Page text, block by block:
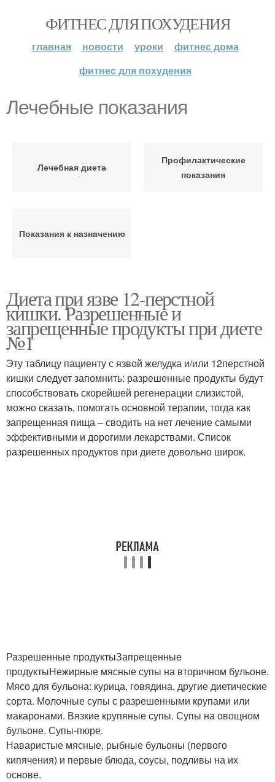
ФИТНЕС ДЛЯ ПОХУДЕНИЯ
главная новости уроки
фитнес дома
фитнес для похудения
Лечебные показания
Лечебная диета
Профилактические
показания
Показания к назначению
Диета при язве 12-перстной
кишки. Разрешенные и
запрещенные продукты при диете
№1
Эту таблицу пациенту с язвой желудка и/или 12перстной
кишки следует запомнить: разрешенные продукты будут
способствовать скорейшей регенерации слизистой,
можно сказать, помогать основной терапии, тогда как
запрещенная пища – сводить на нет лечение самыми
эффективными и дорогими лекарствами. Список
разрешенных продуктов при диете довольно широк.
Разрешенные продуктыЗапрещенные
продуктыНежирные мясные супы на вторичном бульоне.
Мясо для бульона: курица, говядина, другие диетические
сорта. Молочные супы с разрешенными крупами или
макаронами. Вязкие крупяные супы. Супы на овощном
бульоне. Супы-пюре.
Наваристые мясные, рыбные бульоны (первого
кипячения) и первые блюда, соусы, подливы на их
основе.